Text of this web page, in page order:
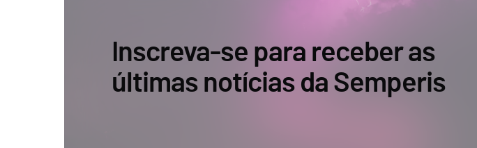
Inscreva-se para receber as
últimas notícias da Semperis